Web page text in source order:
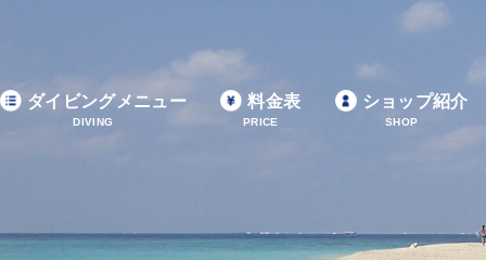
ダイビングメニュー
DIVING
料金表
PRICE
ショップ紹介
SHOP